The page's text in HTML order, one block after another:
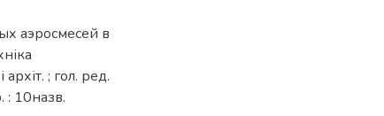
аэросмесей в
; гол. ред.
: 10назв.